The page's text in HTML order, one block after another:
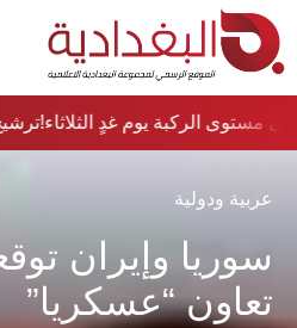
ترشيح يهين العقل والاخلاق والدولة…؟!مستوى الركبة يوم غدٍ الثلاثاء
عربية ودولية
سوريا وإيران
تعاون “عسكريا”